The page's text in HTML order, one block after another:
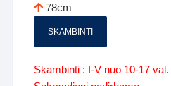
78cm
SKAMBINTI
Skambinti : I-V nuo 10-17